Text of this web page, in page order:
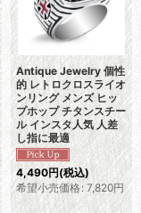
Antique Jewelry 個性
的 レトロクロスライオ
ンリング メンズ ヒッ
プホップ チタンスチー
ル インスタ人気 人差
し指に最適
4,490円(税込)
希望小売価格: 7,820円